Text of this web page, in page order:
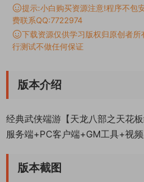
提示:小白购买资源注意!程序不包
费联系QQ:7722974
下载资源仅供学习版权归原创者
行测试不做任何保证
版本介绍
经典武侠端游【天龙八部之天花
服务端+PC客户端+GM工具+视
版本截图